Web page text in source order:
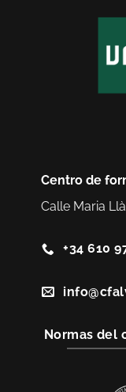
Centro de
Calle Maria
+34 610
Normas del